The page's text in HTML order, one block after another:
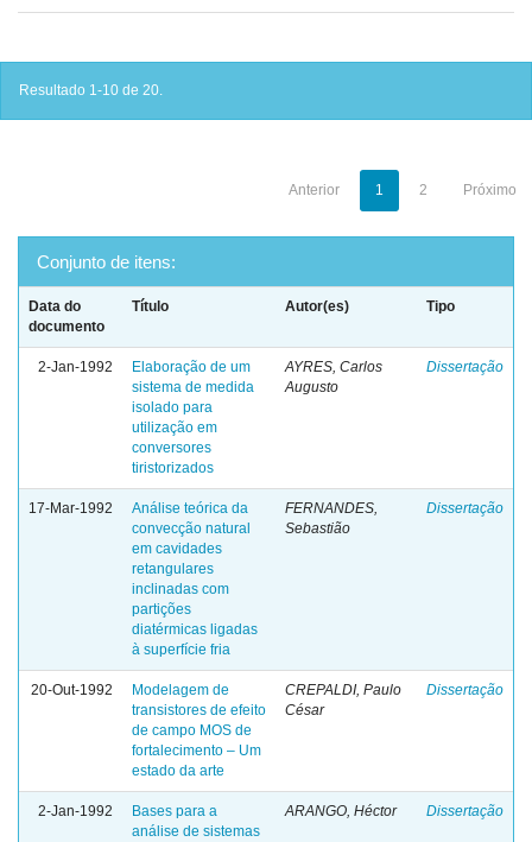
Resultado 1-10 de 20.
Anterior 1 2 Próximo
Conjunto de itens:
Data do
documento
Título Autor(es) Tipo
2-Jan-1992
Elaboração de um
sistema de medida
isolado para
utilização em
conversores
tiristorizados
AYRES, Carlos
Augusto
Dissertação
17-Mar-1992
Análise teórica da
convecção natural
em cavidades
retangulares
inclinadas com
partições
diatérmicas ligadas
à superfície fria
FERNANDES,
Sebastião
Dissertação
20-Out-1992
Modelagem de
transistores de efeito
de campo MOS de
fortalecimento – Um
estado da arte
CREPALDI, Paulo
César
Dissertação
2-Jan-1992
Bases para a
análise de sistemas
ARANGO, Héctor Dissertação